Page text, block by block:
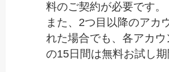
料のご契約が必要です。
また、2つ目以降のアカ
れた場合でも、各アカウ
の15日間は無料お試し期